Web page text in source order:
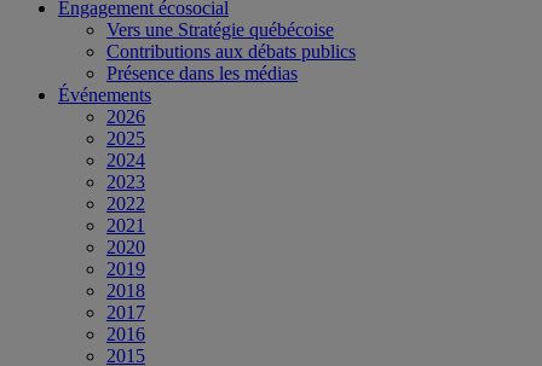
Engagement écosocial
Vers une Stratégie québécoise
Contributions aux débats publics
Présence dans les médias
Événements
2026
2025
2024
2023
2022
2021
2020
2019
2018
2017
2016
2015